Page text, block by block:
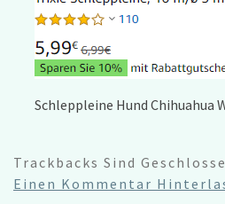
Schleppleine Hund Chihuahua
Trackbacks Sind
Einen Kommentar